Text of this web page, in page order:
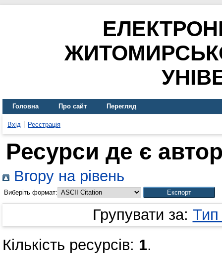
Головна Про сайт Перегляд
Вхід Реєстрація
Ресурси де є
Вгору на рівень
Виберіть формат:
Групувати за: Тип
Кількість ресурсів: 1.